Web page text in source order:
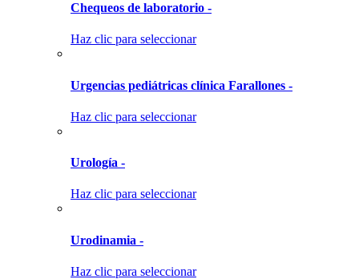
Chequeos de laboratorio -
Haz clic para seleccionar
Urgencias pediátricas clínica Farallones -
Haz clic para seleccionar
Urología -
Haz clic para seleccionar
Urodinamia -
Haz clic para seleccionar